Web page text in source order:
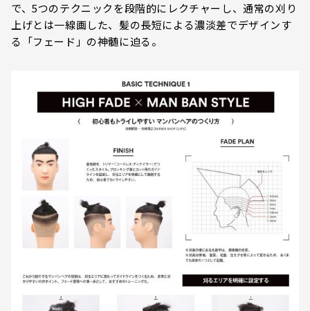
で、5つのテクニックを段階的にレクチャーし、通常の刈り
上げとは一線画した、髪の長短による濃淡差でデザインす
る「フェード」の神髄に迫る。